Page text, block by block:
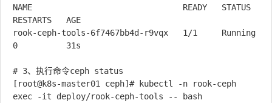
NAME                               READY   STATUS
RESTARTS   AGE
rook-ceph-tools-6f7467bb4d-r9vqx   1/1     Running
0          31s
# 3、执行命令ceph status
[root@k8s-master01 ceph]# kubectl -n rook-ceph
exec -it deploy/rook-ceph-tools -- bash